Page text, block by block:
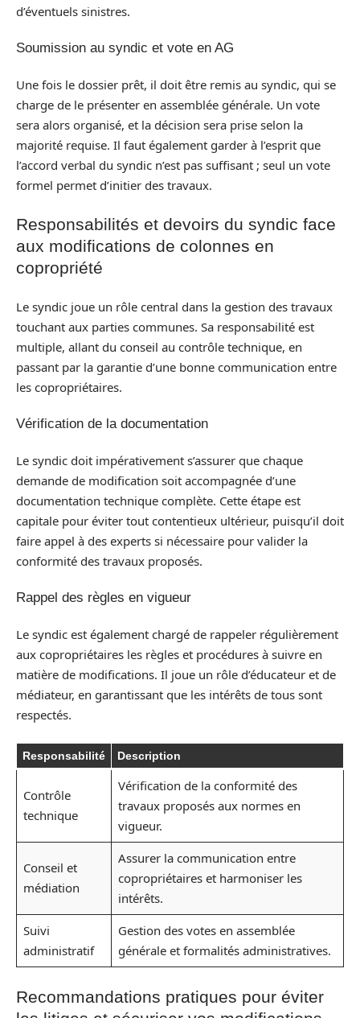
d’éventuels sinistres.
Soumission au syndic et vote en AG
Une fois le dossier prêt, il doit être remis au syndic, qui se
charge de le présenter en assemblée générale. Un vote
sera alors organisé, et la décision sera prise selon la
majorité requise. Il faut également garder à l’esprit que
l’accord verbal du syndic n’est pas suffisant ; seul un vote
formel permet d’initier des travaux.
Responsabilités et devoirs du syndic face
aux modifications de colonnes en
copropriété
Le syndic joue un rôle central dans la gestion des travaux
touchant aux parties communes. Sa responsabilité est
multiple, allant du conseil au contrôle technique, en
passant par la garantie d’une bonne communication entre
les copropriétaires.
Vérification de la documentation
Le syndic doit impérativement s’assurer que chaque
demande de modification soit accompagnée d’une
documentation technique complète. Cette étape est
capitale pour éviter tout contentieux ultérieur, puisqu’il doit
faire appel à des experts si nécessaire pour valider la
conformité des travaux proposés.
Rappel des règles en vigueur
Le syndic est également chargé de rappeler régulièrement
aux copropriétaires les règles et procédures à suivre en
matière de modifications. Il joue un rôle d’éducateur et de
médiateur, en garantissant que les intérêts de tous sont
respectés.
Responsabilité Description
Contrôle
technique
Vérification de la conformité des
travaux proposés aux normes en
vigueur.
Conseil et
médiation
Assurer la communication entre
copropriétaires et harmoniser les
intérêts.
Suivi
administratif
Gestion des votes en assemblée
générale et formalités administratives.
Recommandations pratiques pour éviter